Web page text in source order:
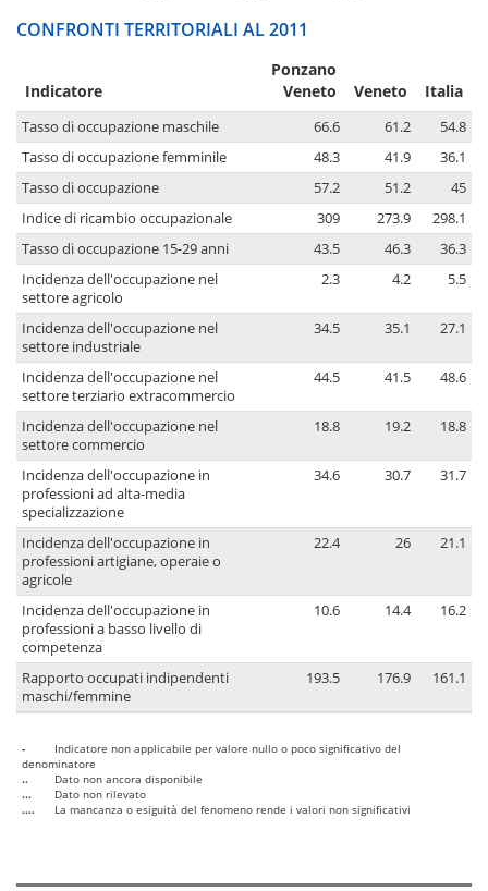
CONFRONTI TERRITORIALI AL 2011
Indicatore
Ponzano
Veneto
Veneto Italia
Tasso di occupazione maschile 66.6 61.2
54.8
Tasso di occupazione femminile
48.3 41.9
36.1
Tasso di occupazione
57.2 51.2
45
Indice di ricambio occupazionale
309 273.9
298.1
Tasso di occupazione 15-29 anni
43.5 46.3
36.3
Incidenza dell'occupazione nel
settore agricolo
2.3 4.2 5.5
Incidenza dell'occupazione nel
settore industriale
34.5 35.1 27.1
Incidenza dell'occupazione nel
settore terziario extracommercio
44.5 41.5 48.6
Incidenza dell'occupazione nel
settore commercio
18.8 19.2 18.8
Incidenza dell'occupazione in
professioni ad alta-media
specializzazione
34.6 30.7 31.7
Incidenza dell'occupazione in
professioni artigiane, operaie o
agricole
22.4 26 21.1
Incidenza dell'occupazione in
professioni a basso livello di
competenza
10.6 14.4 16.2
Rapporto occupati indipendenti
maschi/femmine
193.5 176.9 161.1
-
Indicatore non applicabile per valore nullo o poco significativo del
denominatore
..
Dato non ancora disponibile
...
Dato non rilevato
....
La mancanza o esiguità del fenomeno rende i valori non significativi